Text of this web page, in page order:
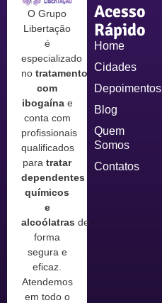
O Grupo
Libertação
é
especializado
no tratamento
com
ibogaínae
conta com
profissionais
qualificados
paratratar
dependentes
químicos
e
alcoólatras de
forma
segura e
eficaz.
Atendemos
em todo o
Acesso
Rápido
Home
Cidades
Depoimentos
Blog
Quem
Somos
Contatos